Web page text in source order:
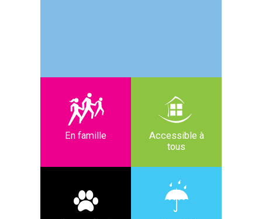
En famille
Accessible à
tous